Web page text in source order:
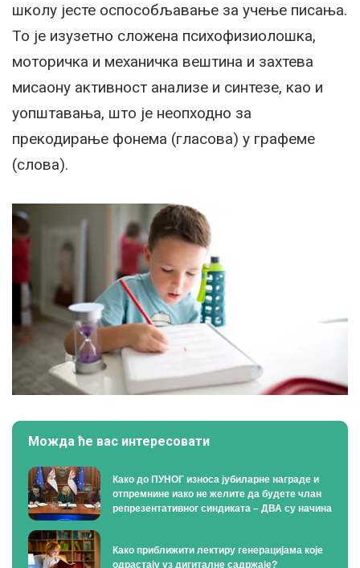
школу јесте оспособљавање за учење писања.
То је изузетно сложена психофизиолошка,
моторичка и механичка вештина и захтева
мисаону активност анализе и синтезе, као и
уопштавања, што је неопходно за
прекодирање фонема (гласова) у графеме
(слова).
Можда ће вас интересовати
Како до ПУНОГ износа јубиларне награде и
отпремнине иако не желите да будете члан
репрезентативног синдиката – ДВА су начина
Како приближити лектиру генерацијама које
одрастају уз дигиталне садржаје?